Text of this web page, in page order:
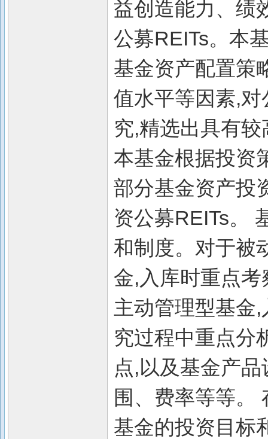
益创造能力、绩
公募REITs。本
基金资产配置策
值水平等因素,
究,精选出具有
本基金根据投资
部分基金资产投
资公募REITs。
和制度。对于被
金,入库时重点
主动管理型基金
究过程中重点分
点,以及基金产
围、费率等等。
基金的投资目标